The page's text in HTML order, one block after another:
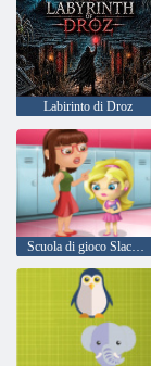
Labirinto di Droz
Scuola di gioco Slacking